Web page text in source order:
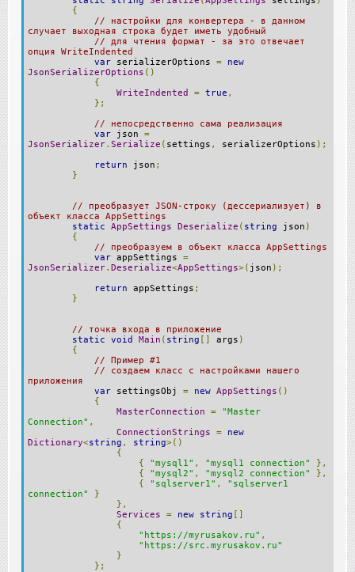
{
// настройки для конвертера - в данном
случает выходная строка будет иметь удобный
// для чтения формат - за это отвечает
опция WriteIndented
var serializerOptions =
new
JsonSerializerOptions ()
{
WriteIndented
= true ,
};
// непосредственно сама реализация
var json =
JsonSerializer. Serialize ( settings , serializerOptions );
return json ;
}
// преобразует JSON-строку (дессериализует) в
объект класса AppSettings
static
AppSettings Deserialize ( string json )
{
// преобразуем в объект класса AppSettings
var appSettings =
JsonSerializer. Deserialize<AppSettings>( json );
return appSettings ;
}
// точка входа в приложение
static
void Main ( string [] args )
{
// Пример #1
// создаем класс с настройками нашего
приложения
var settingsObj = new AppSettings ()
{
MasterConnection
=
"Master
Connection" ,
ConnectionStrings
=
new
Dictionary<string , string>()
{
{
"mysql1" , "mysql1 connection"
},
{
"mysql2" , "mysql2 connection"
},
{
"sqlserver1" ,
"sqlserver1
connection"
}
},
Services
= new string []
{
"https://myrusakov.ru" ,
"https://src.myrusakov.ru"
}
};